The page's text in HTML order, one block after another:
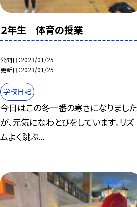
２年生 体育の授業
公開日 2023/01/25
更新日 2023/01/25
学校日記
今日はこの冬一番の寒さになりました
が、元気になわとびをしています。リズ
ムよく跳ぶ...